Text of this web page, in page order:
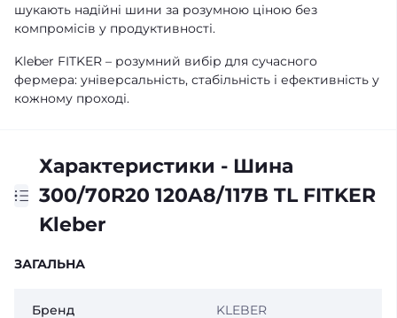
шукають надійні шини за розумною ціною без
компромісів у продуктивності.
Kleber FITKER – розумний вибір для сучасного
фермера: універсальність, стабільність і ефективність у
кожному проході.
Характеристики - Шина
300/70R20 120A8/117B TL FITKER
Kleber
ЗАГАЛЬНА
Бренд KLEBER